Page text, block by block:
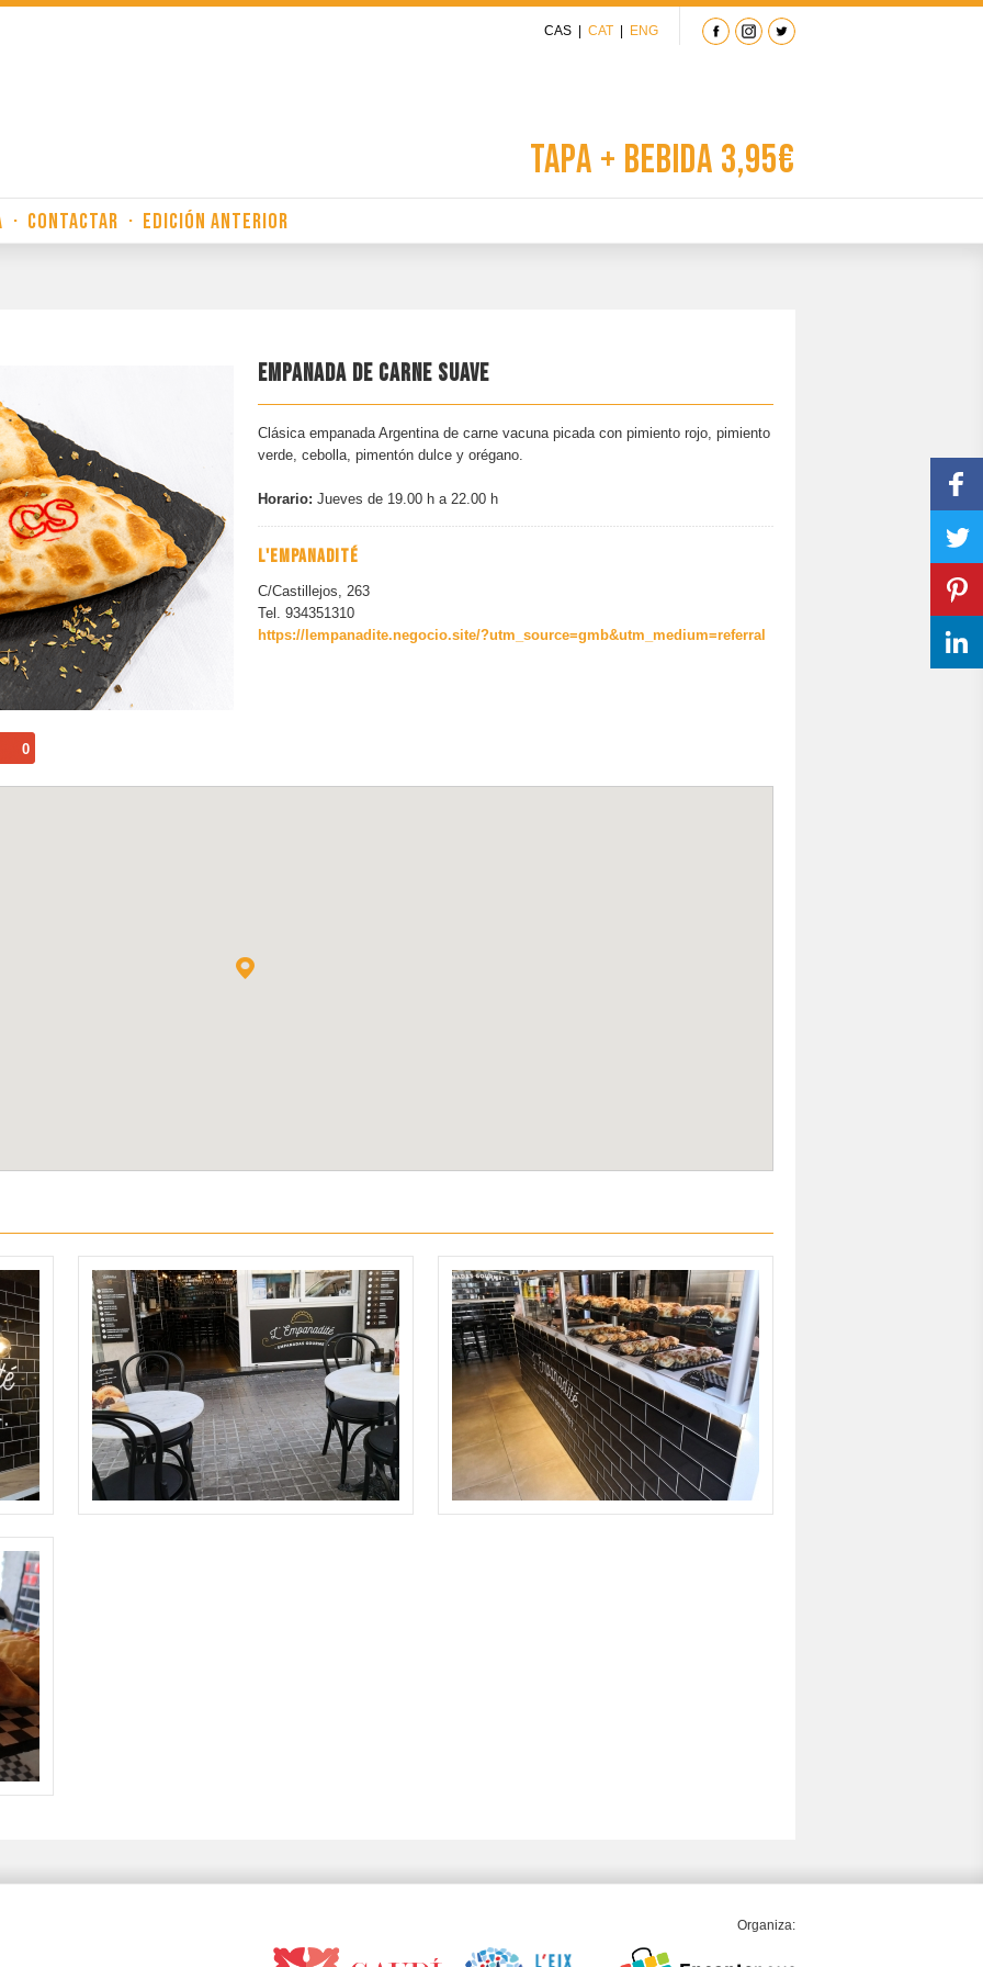
CAS CAT ENG
Tapa + Bebida 3,95€
· CONTACTAR · EDICIÓN ANTERIOR
EMPANADA DE CARNE SUAVE
Clásica empanada Argentina de carne vacuna picada con pimiento rojo, pimiento
verde, cebolla, pimentón dulce y orégano.
Horario: Jueves de 19.00 h a 22.00 h
L'EMPANADITÉ
C/Castillejos, 263
Tel. 934351310
https://lempanadite.negocio.site/?utm_source=gmb&utm_medium=referral
0
Organiza: